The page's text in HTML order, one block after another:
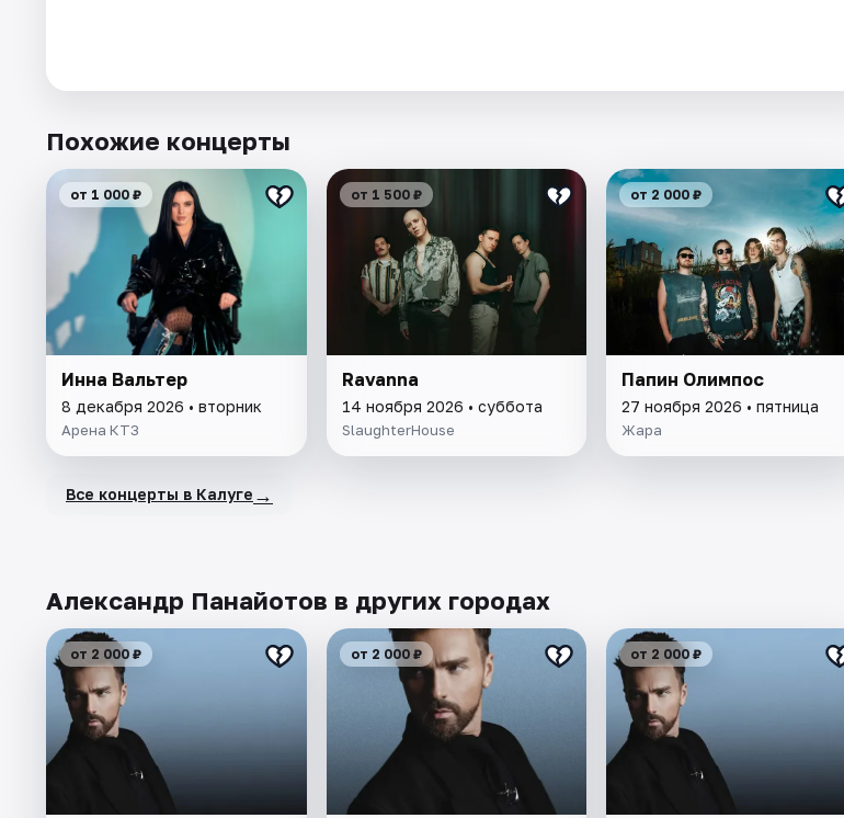
Похожие концерты
от 1 000 ₽
Инна Вальтер
8 декабря 2026 • вторник
Арена КТЗ
от 1 500 ₽
Ravanna
14 ноября 2026 • суббота
SlaughterHouse
от 2 000 ₽
Папин Олимпос
27 ноября 2026 • пятница
Жара
Все концерты в Калуге →
Александр Панайотов в других городах
от 2 000 ₽ от 2 000 ₽ от 2 000 ₽